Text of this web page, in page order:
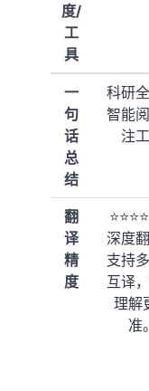
度/
工
具
一
句
话
总
结
科研
智能
注
翻
译
精
度
深度翻
支持
互译
理解
准。